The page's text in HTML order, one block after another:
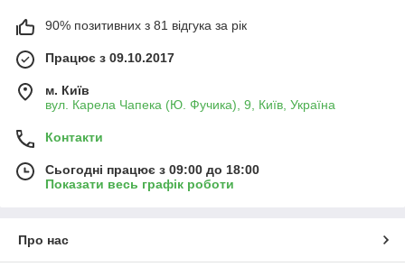
90% позитивних з 81 відгука за рік
Працює з 09.10.2017
м. Київ
вул. Карела Чапека (Ю. Фучика), 9, Київ, Україна
Контакти
Сьогодні працює з 09:00 до 18:00
Показати весь графік роботи
Про нас